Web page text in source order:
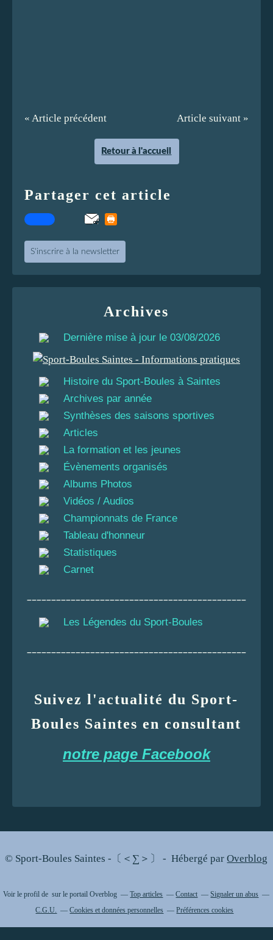
« Article précédent Article suivant »
Retour à l'accueil
Partager cet article
S'inscrire à la newsletter
Archives
Dernière mise à jour le 03/08/2026
Histoire du Sport-Boules à Saintes
Archives par année
Synthèses des saisons sportives
Articles
La formation et les jeunes
Évènements organisés
Albums Photos
Vidéos / Audios
Championnats de France
Tableau d'honneur
Statistiques
Carnet
Les Légendes du Sport-Boules
Suivez l'actualité du Sport-
Boules Saintes en consultant
notre page Facebook
© Sport-Boules Saintes -〔＜∑＞〕 - Hébergé parOverblog
Voir le profil de sur le portail Overblog Top articles Contact
Signaler un abus
C.G.U.
Cookies et données personnelles Préférences cookies